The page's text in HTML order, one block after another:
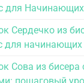
для Начинающих
Сердечко из
для начинающих
Сова из бисера